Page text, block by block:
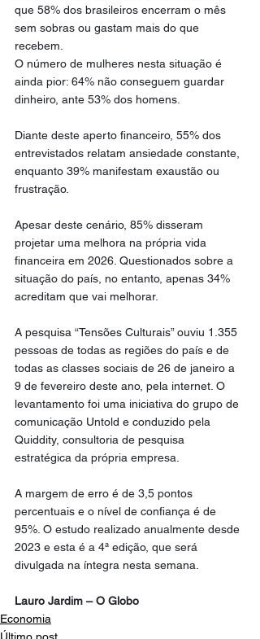
que 58% dos brasileiros encerram o mês
sem sobras ou gastam mais do que
recebem.
O número de mulheres nesta situação é
ainda pior: 64% não conseguem guardar
dinheiro, ante 53% dos homens.
Diante deste aperto financeiro, 55% dos
entrevistados relatam ansiedade constante,
enquanto 39% manifestam exaustão ou
frustração.
Apesar deste cenário, 85% disseram
projetar uma melhora na própria vida
financeira em 2026. Questionados sobre a
situação do país, no entanto, apenas 34%
acreditam que vai melhorar.
A pesquisa “Tensões Culturais” ouviu 1.355
pessoas de todas as regiões do país e de
todas as classes sociais de 26 de janeiro a
9 de fevereiro deste ano, pela internet. O
levantamento foi uma iniciativa do grupo de
comunicação Untold e conduzido pela
Quiddity, consultoria de pesquisa
estratégica da própria empresa.
A margem de erro é de 3,5 pontos
percentuais e o nível de confiança é de
95%. O estudo realizado anualmente desde
2023 e esta é a 4ª edição, que será
divulgada na íntegra nesta semana.
Lauro Jardim – O Globo
Economia